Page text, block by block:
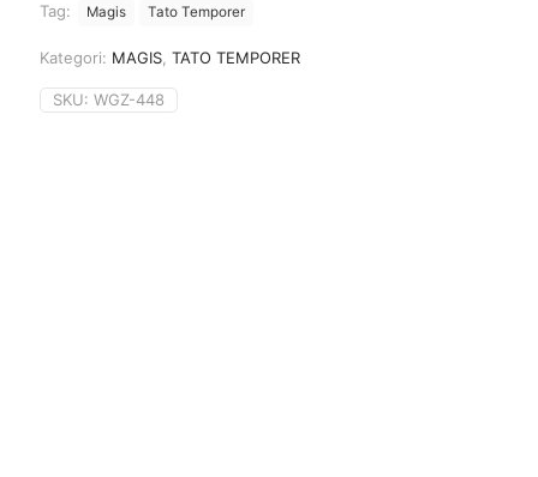
Tag: Magis Tato Temporer
Kategori: MAGIS TATO TEMPORER
SKU: WGZ-448